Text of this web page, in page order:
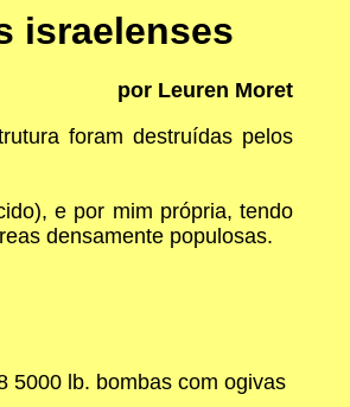
israelenses
por Leuren Moret
foram destruídas pelos
e por mim própria, tendo
densamente populosas.
5000 lb. bombas com ogivas